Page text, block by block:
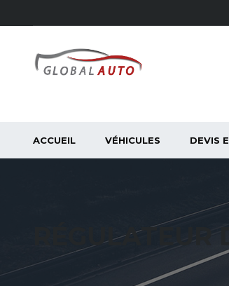
ACCUEIL VÉHICULES DEVIS
RÉGULATEUR